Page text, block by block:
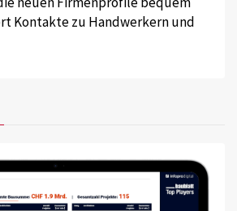
Kontakte zu Handwerkern und